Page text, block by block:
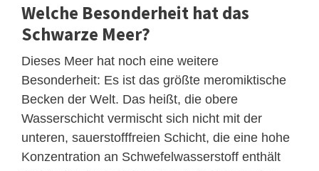
Welche Besonderheit hat das
Schwarze Meer?
Dieses Meer hat noch eine weitere
Besonderheit: Es ist das größte meromiktische
Becken der Welt. Das heißt, die obere
Wasserschicht vermischt sich nicht mit der
unteren, sauerstofffreien Schicht, die eine hohe
Konzentration an Schwefelwasserstoff enthält